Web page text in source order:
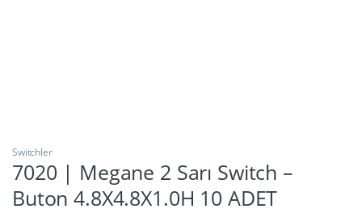
Switchler
7020 | Megane 2 Sarı Switch –
Buton 4.8X4.8X1.0H 10 ADET